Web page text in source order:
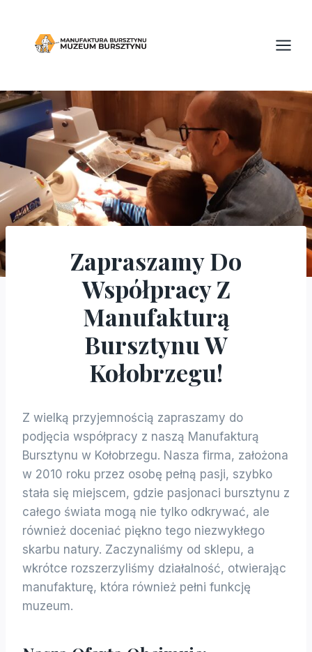
Zapraszamy Do
Współpracy Z
Manufakturą
Bursztynu W
Kołobrzegu!
Z wielką przyjemnością zapraszamy do
podjęcia współpracy z naszą Manufakturą
Bursztynu w Kołobrzegu. Nasza firma, założona
w 2010 roku przez osobę pełną pasji, szybko
stała się miejscem, gdzie pasjonaci bursztynu z
całego świata mogą nie tylko odkrywać, ale
również doceniać piękno tego niezwykłego
skarbu natury. Zaczynaliśmy od sklepu, a
wkrótce rozszerzyliśmy działalność, otwierając
manufakturę, która również pełni funkcję
muzeum.